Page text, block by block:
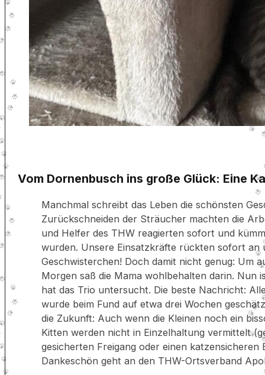
Vom Dornenbusch ins große Glück: Eine
Manchmal schreibt das Leben die schönsten
Zurückschneiden der Sträucher machten die
und Helfer des THW reagierten sofort und
wurden. Unsere Einsatzkräfte rückten sofort an
Geschwisterchen! Doch damit nicht genug: Um
Morgen saß die Mama wohlbehalten darin. Nun
hat das Trio untersucht. Die beste Nachricht:
wurde beim Fund auf etwa drei Wochen
die Zukunft: Auch wenn die Kleinen noch ein
Kitten werden nicht in Einzelhaltung vermittelt
gesicherten Freigang oder einen
Dankeschön geht an den THW-Ortsverband